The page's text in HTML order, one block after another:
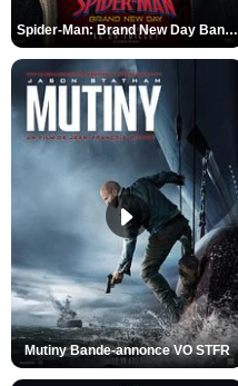
Spider-Man: Brand New Day Bande-annonce VO STFR
Mutiny Bande-annonce VO STFR